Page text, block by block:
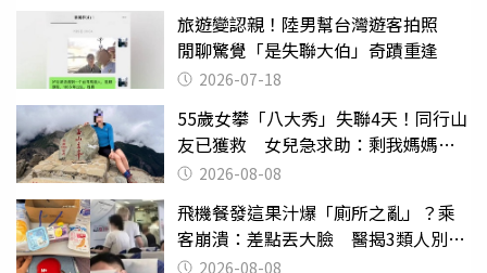
旅遊變認親！陸男幫台灣遊客拍照
閒聊驚覺「是失聯大伯」奇蹟重逢
2026-07-18
55歲女攀「八大秀」失聯4天！同行山
友已獲救 女兒急求助：剩我媽媽還
沒找到
2026-08-08
飛機餐發這果汁爆「廁所之亂」？乘
客崩潰：差點丟大臉 醫揭3類人別亂
喝 2026-08-08